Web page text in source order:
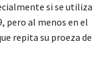
si se utiliza
pero al menos en el
repita su proeza de